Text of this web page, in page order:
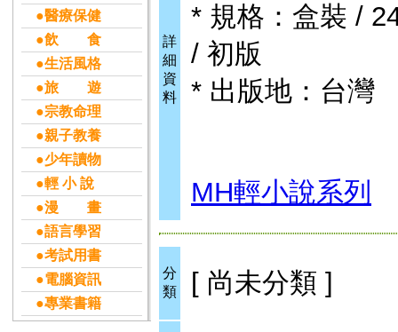
●醫療保健
●飲 食
●生活風格
●旅 遊
●宗教命理
●親子教養
●少年讀物
●輕 小 說
●漫 畫
●語言學習
●考試用書
●電腦資訊
●專業書籍
詳
細
資
料
* 規格：盒裝 /
/ 初版
* 出版地：台灣
MH輕小說系列
分
類
[ 尚未分類 ]